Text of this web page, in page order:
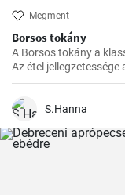
Megment
Borsos tokány
A Borsos tokány a
Az étel jellegzetessége
hosszú, lassú főzés,
belőle.
S.Hanna